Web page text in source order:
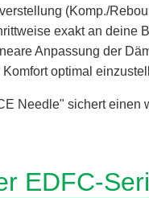
(Komp./
exakt an deine
Anpassung der
optimal
Needle" sichert einen
EDFC-